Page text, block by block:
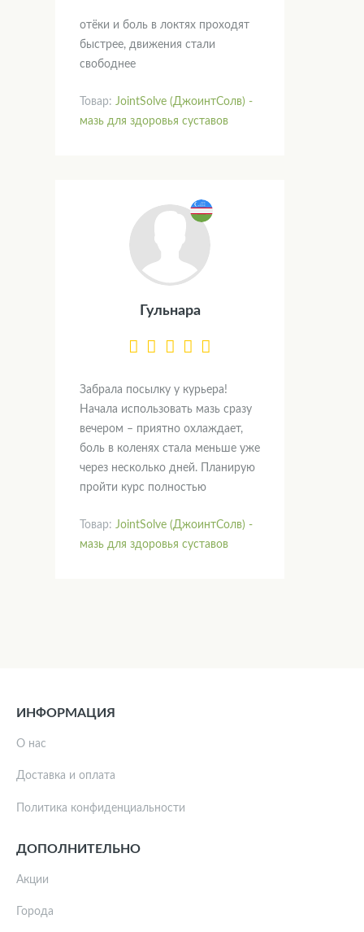
отёки и боль в локтях проходят
быстрее, движения стали
свободнее
Товар: JointSolve (ДжоинтСолв) -
мазь для здоровья суставов
Гульнара
Забрала посылку у курьера!
Начала использовать мазь сразу
вечером – приятно охлаждает,
боль в коленях стала меньше уже
через несколько дней. Планирую
пройти курс полностью
Товар: JointSolve (ДжоинтСолв) -
мазь для здоровья суставов
ИНФОРМАЦИЯ
О нас
Доставка и оплата
Политика конфиденциальности
ДОПОЛНИТЕЛЬНО
Акции
Города